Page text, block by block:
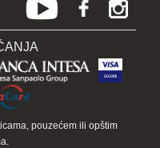
pouzećem ili opštim